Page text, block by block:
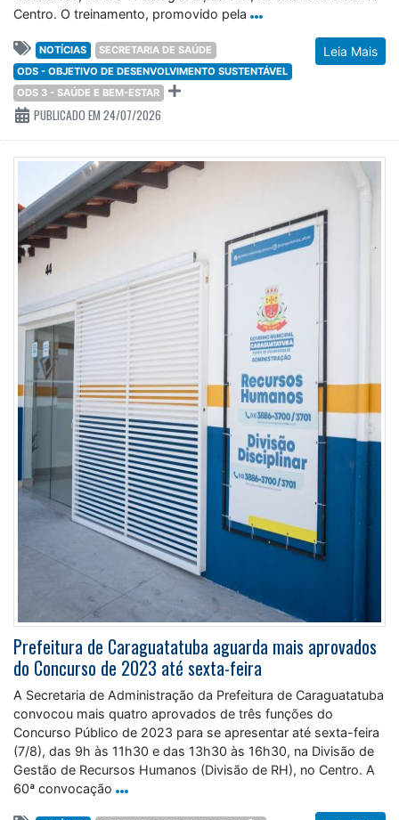
Centro. O treinamento, promovido pela
Leia Mais
NOTÍCIAS
SECRETARIA DE SAÚDE
ODS - OBJETIVO DE DESENVOLVIMENTO SUSTENTÁVEL
ODS 3 - SAÚDE E BEM-ESTAR
PUBLICADO EM 24/07/2026
Prefeitura de Caraguatatuba aguarda mais aprovados
do Concurso de 2023 até sexta-feira
A Secretaria de Administração da Prefeitura de Caraguatatuba
convocou mais quatro aprovados de três funções do
Concurso Público de 2023 para se apresentar até sexta-feira
(7/8), das 9h às 11h30 e das 13h30 às 16h30, na Divisão de
Gestão de Recursos Humanos (Divisão de RH), no Centro. A
60ª convocação